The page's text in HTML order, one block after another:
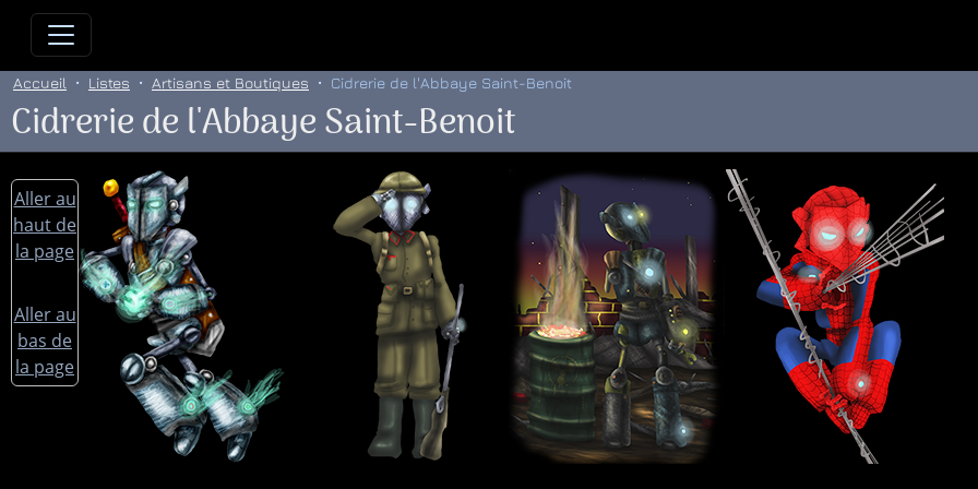
Allez directement au contenu
Accueil Listes Artisans et Boutiques Cidrerie de l'Abbaye Saint-Benoit
Cidrerie de l'Abbaye Saint-Benoit
Aller au
haut de
la page
Aller au
bas de
la page